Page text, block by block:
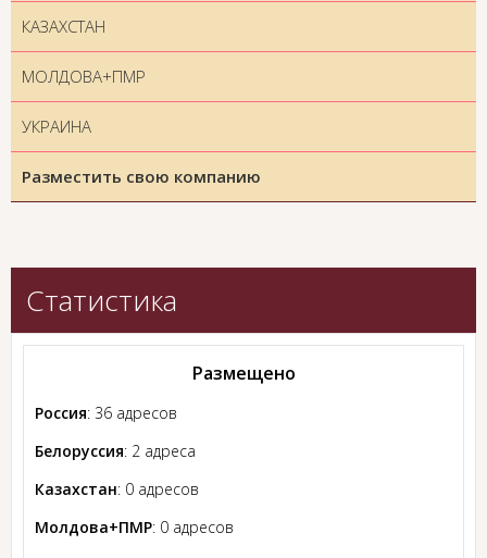
КАЗАХСТАН
МОЛДОВА+ПМР
УКРАИНА
Разместить свою компанию
Статистика
Размещено
Россия: 36 адресов
Белоруссия: 2 адреса
Казахстан: 0 адресов
Молдова+ПМР: 0 адресов